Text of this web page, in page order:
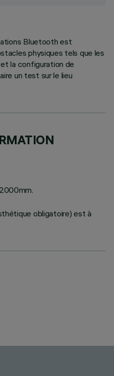
Bluetooth est
physiques tels que les
la configuration de
un test sur le lieu
obligatoire) est à